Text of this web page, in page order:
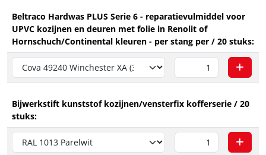
Beltraco Hardwas PLUS Serie 6 - reparatievulmiddel voor
UPVC kozijnen en deuren met folie in Renolit of
Hornschuch/Continental kleuren - per stang per / 20 stuks:
Bijwerkstift kunststof kozijnen/vensterfix kofferserie / 20
stuks: